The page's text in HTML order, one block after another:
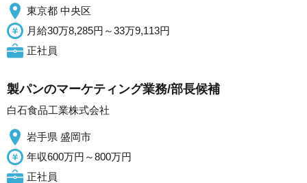
東京都 中央区
月給30万8,285円～33万9,113円
正社員
製パンのマーケティング業務/部長候補
白石食品工業株式会社
岩手県 盛岡市
年収600万円～800万円
正社員